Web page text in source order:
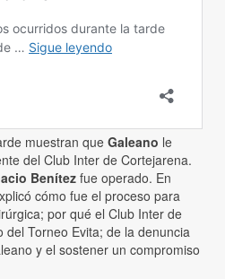
muestran que Galeano le
del Club Inter de Cortejarena.
Benítezfue operado. En
cómo fue el proceso para
por qué el Club Inter de
Torneo Evita; de la denuncia
y el sostener un compromiso